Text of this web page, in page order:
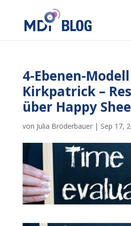
4-Ebenen-
Kirkpatrick –
über Happy
von Julia Bröderbauer| Sep 17,